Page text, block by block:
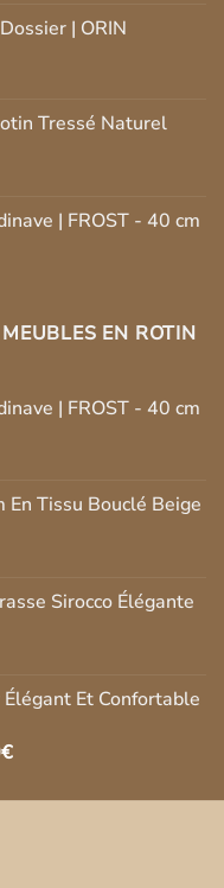
| ORIN
Tressé Naturel
| FROST - 40 cm
EN ROTIN
| FROST - 40 cm
Tissu Bouclé Beige
Sirocco Élégante
Et Confortable
€Plage
prix :